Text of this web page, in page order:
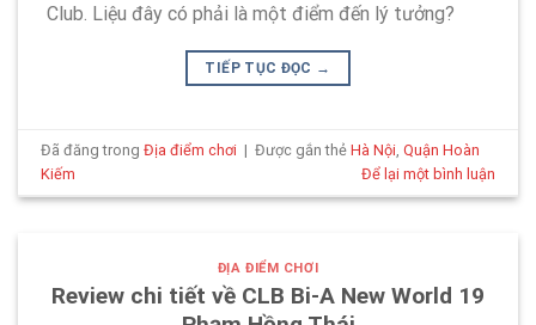
Club. Liệu đây có phải là một điểm đến lý tưởng?
TIẾP TỤC ĐỌC →
Đã đăng trongĐịa điểm chơi | Được gắn thẻHà Nội ,Quận Hoàn
Kiếm
Để lại một bình luận
ĐỊA ĐIỂM CHƠI
Review chi tiết về CLB Bi-A New World 19